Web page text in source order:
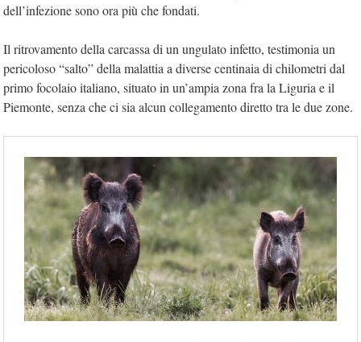
dell’infezione sono ora più che fondati.
Il ritrovamento della carcassa di un ungulato infetto, testimonia un
pericoloso“salto” della malattia a diverse centinaia di chilometri dal
primo focolaio italiano, situato in un’ampia zona fra la Liguria e il
Piemonte, senza che ci sia alcun collegamento diretto tra le due zone.